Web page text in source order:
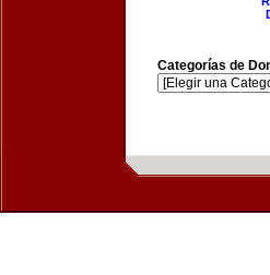
Categorías de